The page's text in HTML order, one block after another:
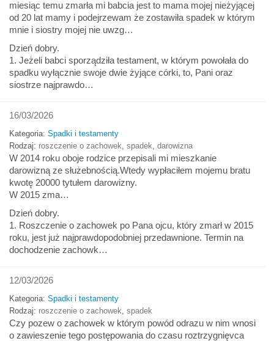
miesiąc temu zmarła mi babcia jest to mama mojej nieżyjącej
od 20 lat mamy i podejrzewam że zostawiła spadek w którym
mnie i siostry mojej nie uwzg…
Dzień dobry.
1. Jeżeli babci sporządziła testament, w którym powołała do
spadku wyłącznie swoje dwie żyjące córki, to, Pani oraz
siostrze najprawdo…
16/03/2026
Kategoria: Spadki i testamenty
Rodzaj: roszczenie o zachowek spadek darowizna
W 2014 roku oboje rodzice przepisali mi mieszkanie
darowizną ze służebnością.Wtedy wypłaciłem mojemu bratu
kwotę 20000 tytułem darowizny.
W 2015 zma…
Dzień dobry.
1. Roszczenie o zachowek po Pana ojcu, który zmarł w 2015
roku, jest już najprawdopodobniej przedawnione. Termin na
dochodzenie zachowk…
12/03/2026
Kategoria: Spadki i testamenty
Rodzaj: roszczenie o zachowek spadek
Czy pozew o zachowek w którym powód odrazu w nim wnosi
o zawieszenie tego postępowania do czasu roztrzygnięvca